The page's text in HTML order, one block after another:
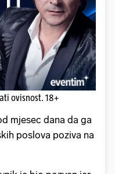
ovisnost. 18+
mjesec dana da ga
poslova poziva na